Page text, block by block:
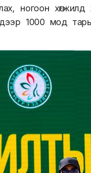
ногоон
1000 мод